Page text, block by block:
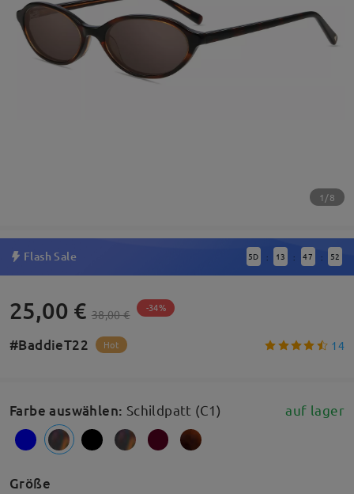
1/8
Flash Sale 5D : 13 : 47 : 51
25,00 € 38,00 € -34%
#BaddieT22 Hot 14
Farbe auswählen: Schildpatt (C1) auf lager
Größe